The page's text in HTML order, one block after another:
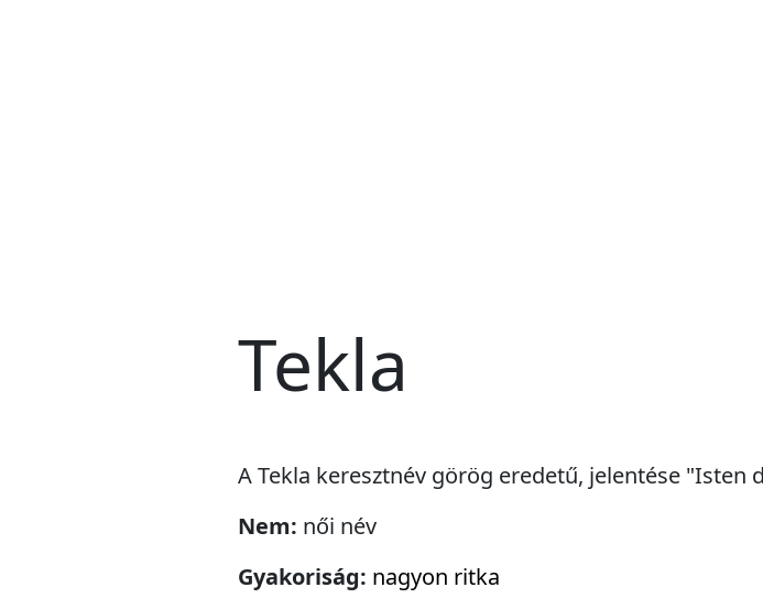
Tekla
A Tekla keresztnév görög eredetű, jelentése "Isten
Nem: női név
Gyakoriság: nagyon ritka